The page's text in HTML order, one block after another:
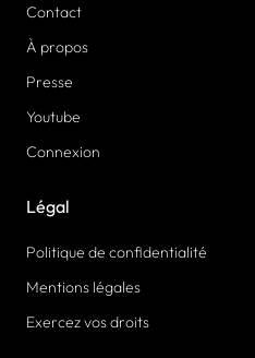
Contact
À propos
Presse
Youtube
Connexion
Légal
Politique de confidentialité
Mentions légales
Exercez vos droits